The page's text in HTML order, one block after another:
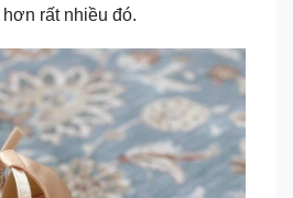
rất nhiều đó.